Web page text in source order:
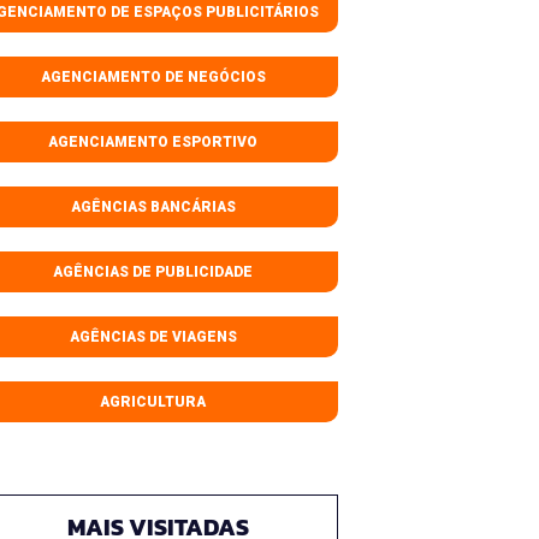
DE ESPAÇOS PUBLICITÁRIOS
AGENCIAMENTO DE NEGÓCIOS
AGENCIAMENTO ESPORTIVO
AGÊNCIAS BANCÁRIAS
AGÊNCIAS DE PUBLICIDADE
AGÊNCIAS DE VIAGENS
AGRICULTURA
MAIS VISITADAS